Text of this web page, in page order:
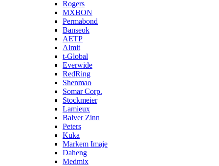
Rogers
MXBON
Permabond
Banseok
AETP
Almit
t-Global
Everwide
RedRing
Shenmao
Somar Corp.
Stockmeier
Lamieux
Balver Zinn
Peters
Kuka
Markem Imaje
Daheng
Medmix